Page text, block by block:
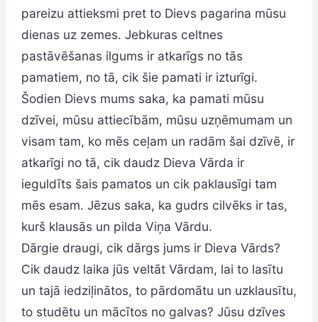
pareizu attieksmi pret to Dievs pagarina mūsu
dienas uz zemes. Jebkuras celtnes
pastāvēšanas ilgums ir atkarīgs no tās
pamatiem, no tā, cik šie pamati ir izturīgi.
Šodien Dievs mums saka, ka pamati mūsu
dzīvei, mūsu attiecībām, mūsu uzņēmumam un
visam tam, ko mēs ceļam un radām šai dzīvē, ir
atkarīgi no tā, cik daudz Dieva Vārda ir
ieguldīts šais pamatos un cik paklausīgi tam
mēs esam. Jēzus saka, ka gudrs cilvēks ir tas,
kurš klausās un pilda Viņa Vārdu.
Dārgie draugi, cik dārgs jums ir Dieva Vārds?
Cik daudz laika jūs veltāt Vārdam, lai to lasītu
un tajā iedziļinātos, to pārdomātu un uzklausītu,
to studētu un mācītos no galvas? Jūsu dzīves